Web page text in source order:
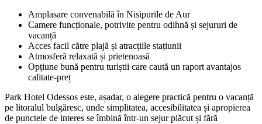
Amplasare convenabilă în Nisipurile de Aur
Camere funcționale, potrivite pentru odihnă și sejururi de
vacanță
Acces facil către plajă și atracțiile stațiunii
Atmosferă relaxată și prietenoasă
Opțiune bună pentru turiștii care caută un raport avantajos
calitate-preț
Park Hotel Odessos este, așadar, o alegere practică pentru o vacanță
pe litoralul bulgăresc, unde simplitatea, accesibilitatea și apropierea
de punctele de interes se îmbină într-un sejur plăcut și fără